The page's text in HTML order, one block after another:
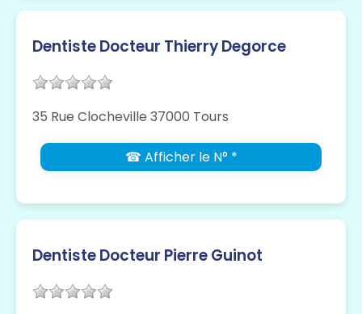
Dentiste Docteur Thierry Degorce
35 Rue Clocheville 37000 Tours
☎ Afficher le N° *
Dentiste Docteur Pierre Guinot